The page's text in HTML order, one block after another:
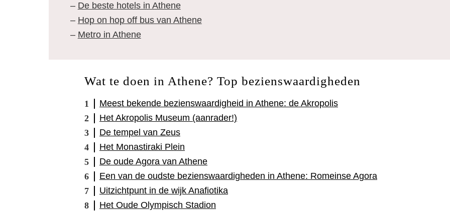
– De beste hotels in Athene
– Hop on hop off bus van Athene
– Metro in Athene
Wat te doen in Athene? Top bezienswaardigheden
Meest bekende bezienswaardigheid in Athene: de Akropolis
Het Akropolis Museum (aanrader!)
De tempel van Zeus
Het Monastiraki Plein
De oude Agora van Athene
Een van de oudste bezienswaardigheden in Athene: Romeinse Agora
Uitzichtpunt in de wijk Anafiotika
Het Oude Olympisch Stadion